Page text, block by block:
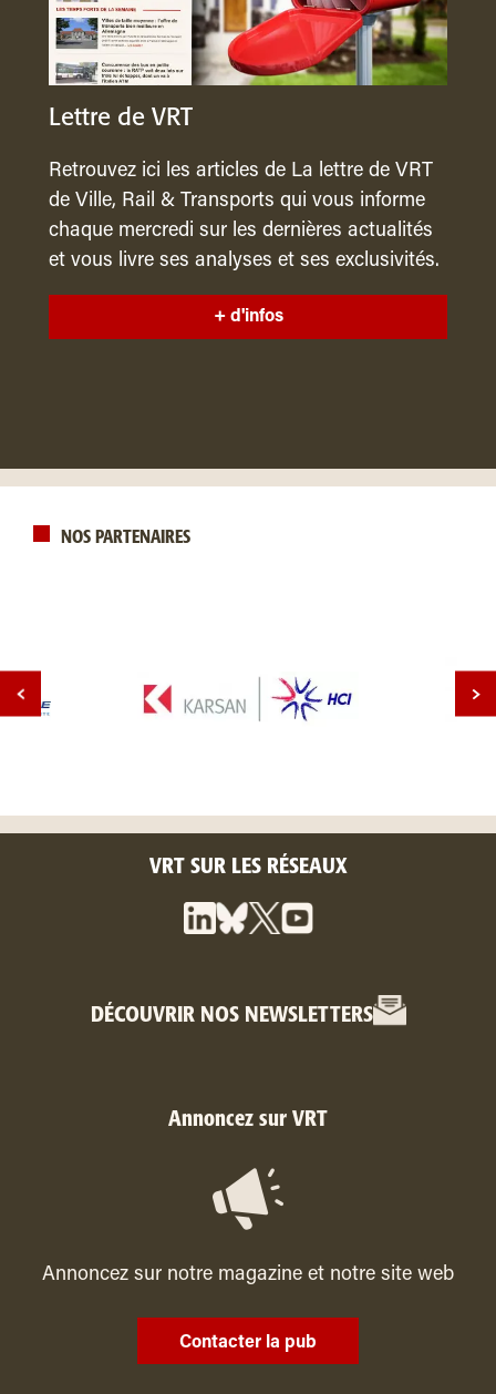
Lettre de VRT
Retrouvez ici les articles de La lettre de VRT
de Ville, Rail & Transports qui vous informe
chaque mercredi sur les dernières actualités
et vous livre ses analyses et ses exclusivités.
+ d'infos
NOS PARTENAIRES
VRT SUR LES RÉSEAUX
DÉCOUVRIR NOS NEWSLETTERS
Annoncez sur VRT
Annoncez sur notre magazine et notre site web
Contacter la pub